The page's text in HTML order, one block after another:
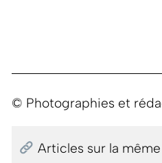
© Photographies et
Articles sur la